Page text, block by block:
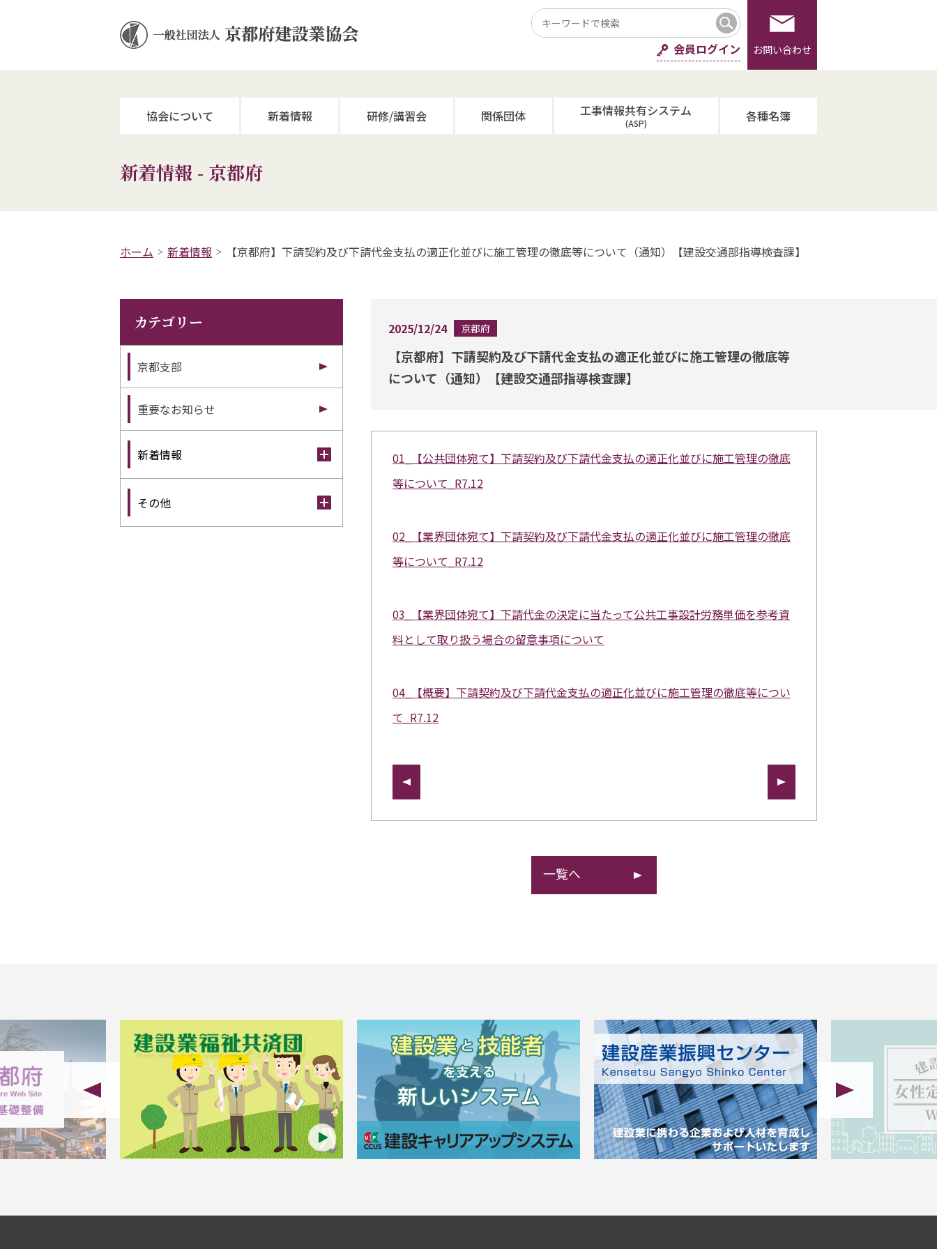
会員ログイン お問い合わせ
協会について 新着情報 研修/講習会 関係団体 工事情報共有システム
(ASP) 各種名簿
新着情報 - 京都府
ホーム 新着情報 【京都府】下請契約及び下請代金支払の適正化並びに施工管理の徹底等について（通知）【建設交通部指導検査課】
2025/12/24 京都府
【京都府】下請契約及び下請代金支払の適正化並びに施工管理の徹底等
について（通知）【建設交通部指導検査課】
01_【公共団体宛て】下請契約及び下請代金支払の適正化並びに施工管理の徹底
等について_R7.12
02_【業界団体宛て】下請契約及び下請代金支払の適正化並びに施工管理の徹底
等について_R7.12
03_【業界団体宛て】下請代金の決定に当たって公共工事設計労務単価を参考資
料として取り扱う場合の留意事項について
04_【概要】下請契約及び下請代金支払の適正化並びに施工管理の徹底等につい
て_R7.12
一覧へ
カテゴリー
京都支部
重要なお知らせ
新着情報
その他